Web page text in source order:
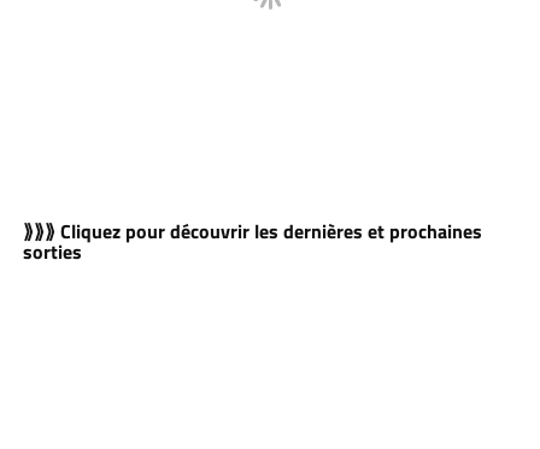
⟫⟫⟫ Cliquez pour découvrir les dernières et prochaines
sorties